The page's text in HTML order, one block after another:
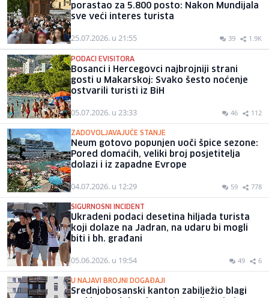
porastao za 5.800 posto: Nakon Mundijala
sve veći interes turista
25.07.2026. u 21:55 39 1.9K
PODACI EVISITORA
Bosanci i Hercegovci najbrojniji strani
gosti u Makarskoj: Svako šesto noćenje
ostvarili turisti iz BiH
05.07.2026. u 23:33 46 112
ZADOVOLJAVAJUĆE STANJE
Neum gotovo popunjen uoči špice sezone:
Pored domaćih, veliki broj posjetitelja
dolazi i iz zapadne Evrope
04.07.2026. u 12:29 59 778
SIGURNOSNI INCIDENT
Ukradeni podaci desetina hiljada turista
koji dolaze na Jadran, na udaru bi mogli
biti i bh. građani
05.06.2026. u 19:54 49 6
U NAJAVI BROJNI DOGAĐAJI
Srednjobosanski kanton zabilježio blagi